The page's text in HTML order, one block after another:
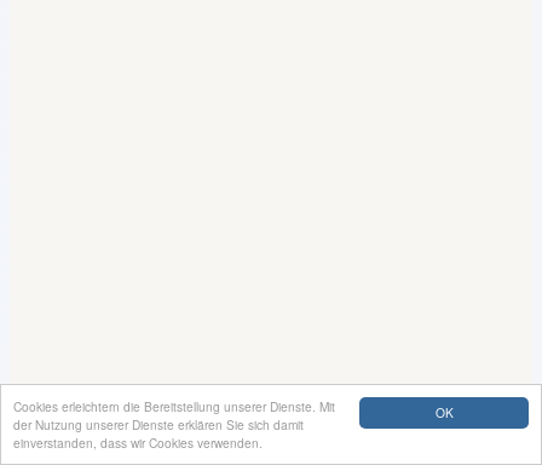
OK
Cookies erleichtern die Bereitstellung unserer Dienste. Mit
der Nutzung unserer Dienste erklären Sie sich damit
einverstanden, dass wir Cookies verwenden.